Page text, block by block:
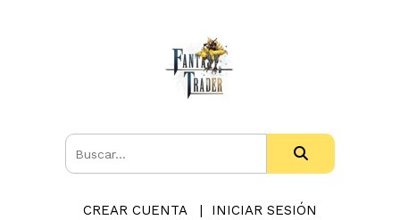
CREAR CUENTA INICIAR SESIÓN